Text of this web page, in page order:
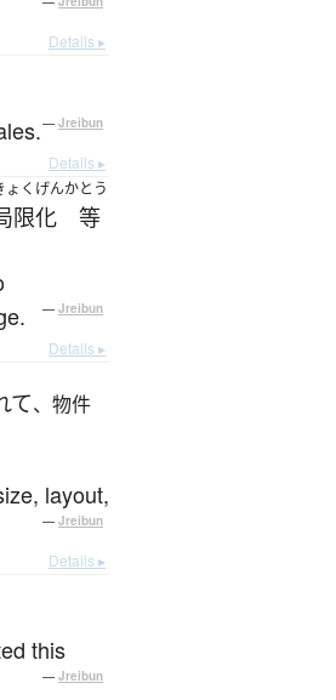
Details ▸
— Jreibun
Details ▸
ょくげんか
限化
とう
等
— Jreibun
Details ▸
て、物件
layout,
— Jreibun
Details ▸
this
— Jreibun